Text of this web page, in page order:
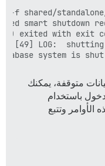
متوقفة، يمكنك
باستخدام
الأوامر وتتبع